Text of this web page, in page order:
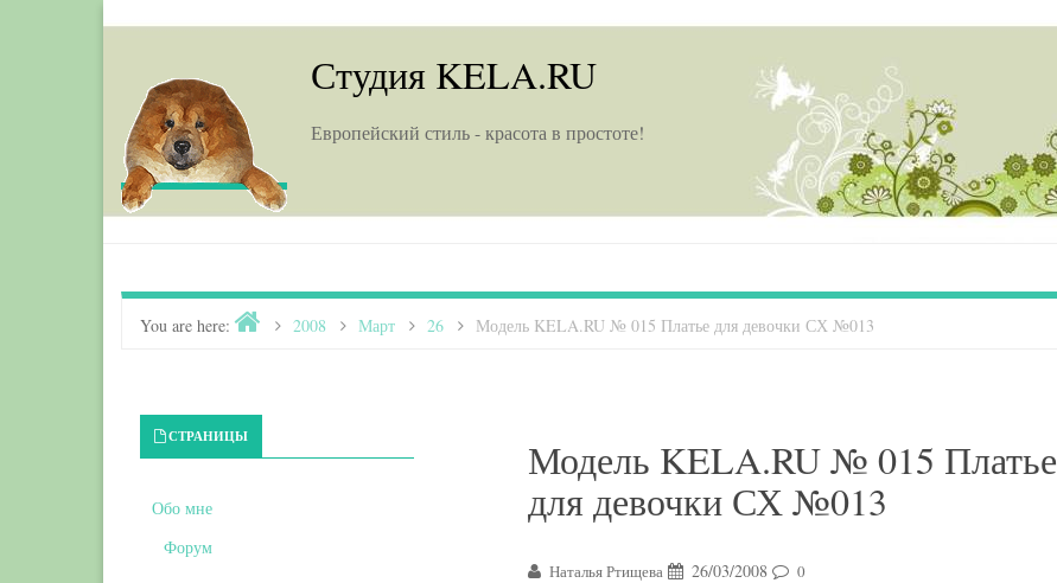
Студия KELA.RU
Европейский стиль - красота в простоте!
You are here: Home2008 Март 26 Модель KELA.RU № 015 Платье для девочки СХ №013
Модель KELA.RU № 015 Платье
для девочки СХ №013
Наталья Ртищева 26/03/2008 0
Primary Sidebar
СТРАНИЦЫ
Обо мне
Форум